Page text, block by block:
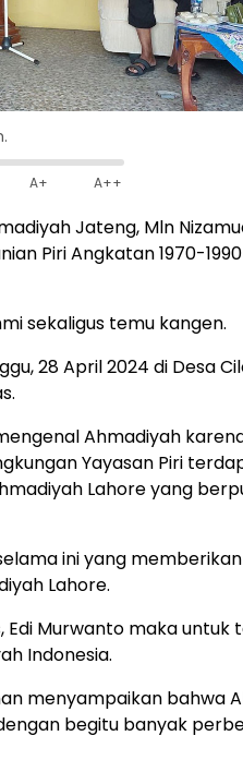
A+ A++
Jateng, Mln
Piri Angkatan 1970-
sekaligus temu kangen.
28 April 2024 di Desa
Ahmadiyah
Yayasan Piri
Lahore yang
ini yang
Lahore.
Murwanto maka untuk
Indonesia.
menyampaikan bahwa
begitu banyak